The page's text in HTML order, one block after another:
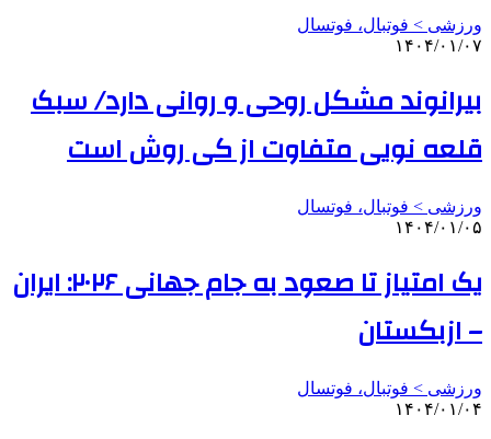
ورزشی > فوتبال، فوتسال
۱۴۰۴/۰۱/۰۷
بیرانوند مشکل روحی و روانی دارد/ سبک
قلعه نویی متفاوت از کی روش است
ورزشی > فوتبال، فوتسال
۱۴۰۴/۰۱/۰۵
یک امتیاز تا صعود به جام جهانی ۲۰۲۶: ایران
– ازبکستان
ورزشی > فوتبال، فوتسال
۱۴۰۴/۰۱/۰۴